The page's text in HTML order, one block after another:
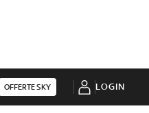
OFFERTE SKY LOGIN